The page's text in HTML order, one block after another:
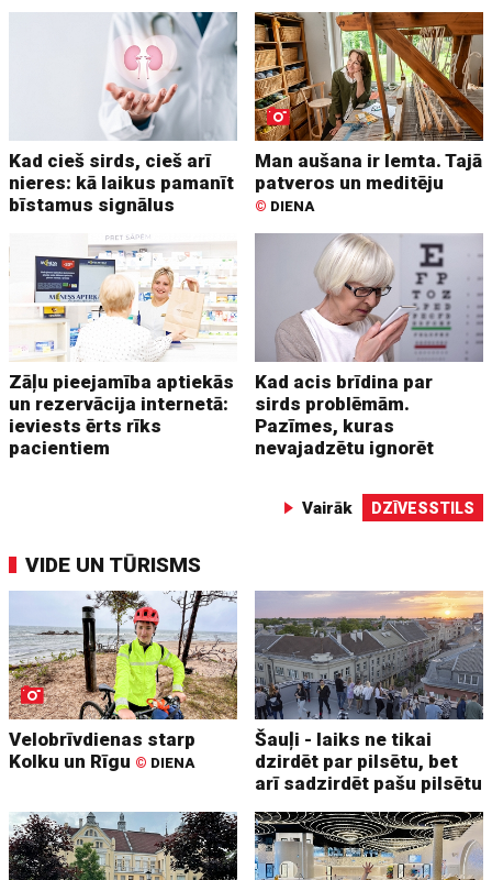
Kad cieš sirds, cieš arī
nieres: kā laikus pamanīt
bīstamus signālus
Man aušana ir lemta. Tajā
patveros un meditēju
© DIENA
Zāļu pieejamība aptiekās
un rezervācija internetā:
ieviests ērts rīks
pacientiem
Kad acis brīdina par
sirds problēmām.
Pazīmes, kuras
nevajadzētu ignorēt
Vairāk DZĪVESSTILS
VIDE UN TŪRISMS
Velobrīvdienas starp
Kolku un Rīgu © DIENA
Šauļi - laiks ne tikai
dzirdēt par pilsētu, bet
arī sadzirdēt pašu pilsētu